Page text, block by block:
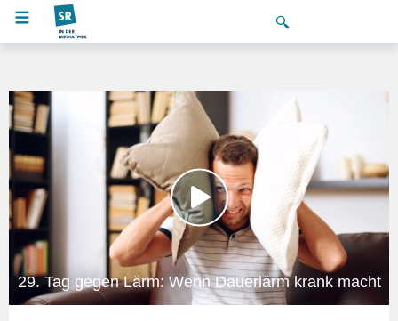
29. Tag gegen Lärm: Wenn Dauerlärm krank macht